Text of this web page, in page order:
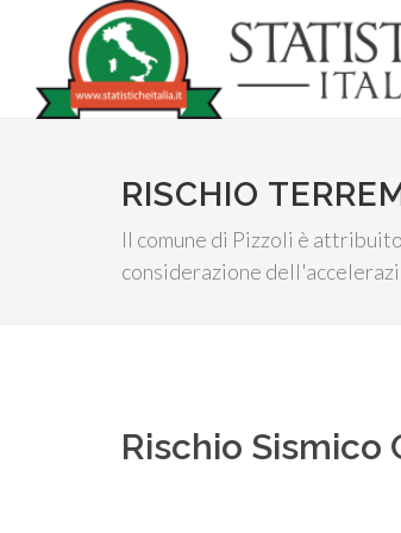
RISCHIO
Il comune di Pizzoli è
considerazione
Rischio Sismico